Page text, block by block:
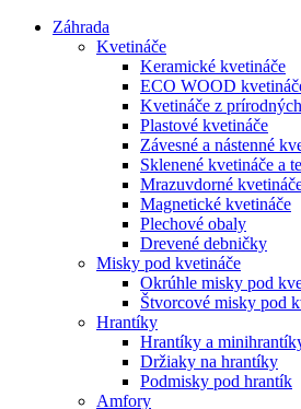
Záhrada
Kvetináče
Keramické kvetináče
ECO WOOD
Kvetináče z
Plastové kvetináče
Závesné a nástenné
Sklenené kvetináče a
Mrazuvdorné
Magnetické kvetináče
Plechové obaly
Drevené debničky
Misky pod kvetináče
Okrúhle misky pod
Štvorcové misky pod
Hrantíky
Hrantíky a
Držiaky na hrantíky
Podmisky pod hrantík
Amfory